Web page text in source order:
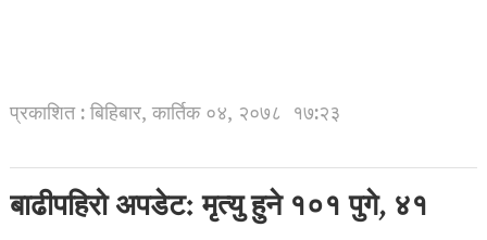
प्रकाशित : बिहिबार, कार्तिक ०४, २०७८ १७:२३
बाढीपहिरो अपडेट: मृत्यु हुने १०१ पुगे, ४१